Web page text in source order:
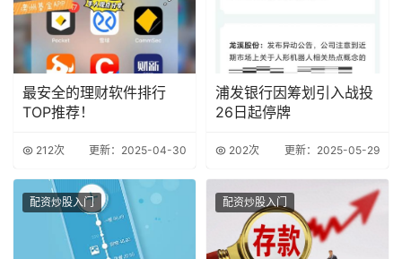
最安全的理财软件排行
TOP推荐！
212次 更新：2025-04-30
浦发银行因筹划引入战投
26日起停牌
202次 更新：2025-05-29
配资炒股入门 配资炒股入门